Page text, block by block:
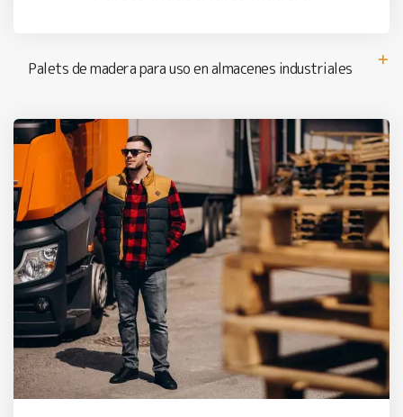
Palets de madera para uso en almacenes industriales